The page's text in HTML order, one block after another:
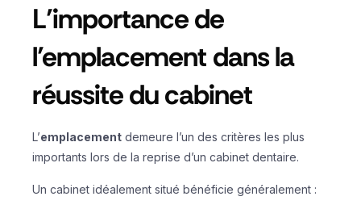
L’importance de
l’emplacement dans la
réussite du cabinet
L’emplacement demeure l’un des critères les plus
importants lors de la reprise d’un cabinet dentaire.
Un cabinet idéalement situé bénéficie généralement :